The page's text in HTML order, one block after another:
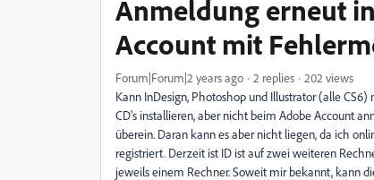
Anmeldung erneut
Account mit
Forum|Forum|2 years ago 2 replies
202 views
Kann InDesign, Photoshop und Illustrator (alle
CD's installieren, aber nicht beim Adobe Account
überein. Daran kann es aber nicht liegen, da ich
registriert. Derzeit ist ID ist auf zwei weiteren
jeweils einem Rechner. Soweit mir bekannt, kann